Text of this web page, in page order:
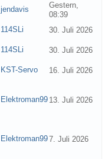
jendavis
Gestern,
08:39
114SLi
30. Juli 2026
114SLi
30. Juli 2026
KST-Servo
16. Juli 2026
Elektroman99 13. Juli 2026
Elektroman997. Juli 2026